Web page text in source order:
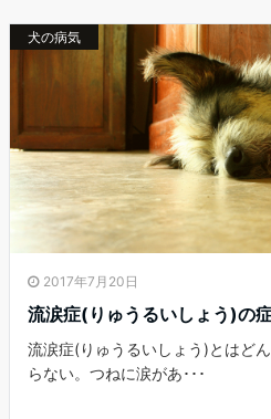
犬の病気
2017年7月20日
流涙症(りゅうるいしょう)の
流涙症(りゅうるいしょう)とはど
らない。つねに涙があ･･･